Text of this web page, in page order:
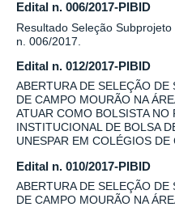
Edital n. 006/2017-PIBID
Resultado Seleção
n. 006/2017.
Edital n. 012/2017-PIBID
ABERTURA DE SELEÇÃO
DE CAMPO MOURÃO NA
ATUAR COMO BOLSISTA NO
INSTITUCIONAL DE BOLSA
UNESPAR EM COLÉGIOS
Edital n. 010/2017-PIBID
ABERTURA DE SELEÇÃO
DE CAMPO MOURÃO NA